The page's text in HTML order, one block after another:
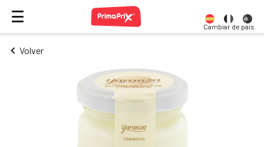
Cambiar de país
Volver